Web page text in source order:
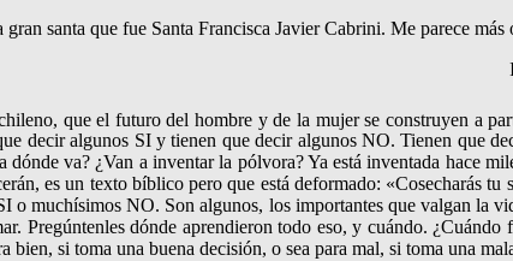
santa que fue Santa Francisca Javier Cabrini. Me parece
que el futuro del hombre y de la mujer se construyen a
decir algunos SI y tienen que decir algunos NO. Tienen que
dónde va? ¿Van a inventar la pólvora? Ya está inventada hace
es un texto bí­blico pero que está deformado: «Cosecharás
o muchísimos NO. Son algunos, los importantes que valgan la
Pregún­tenles dónde aprendieron todo eso, y cuándo.
bien, si toma una buena decisión, o sea para mal, si toma una